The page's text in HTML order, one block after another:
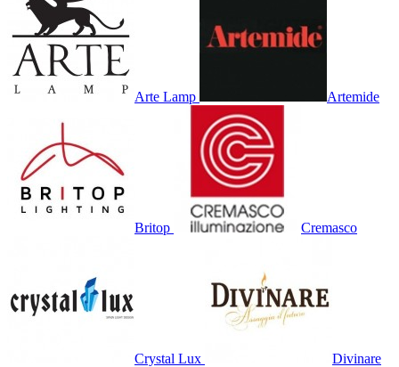
Arte Lamp Artemide
Britop Cremasco
Crystal Lux Divinare